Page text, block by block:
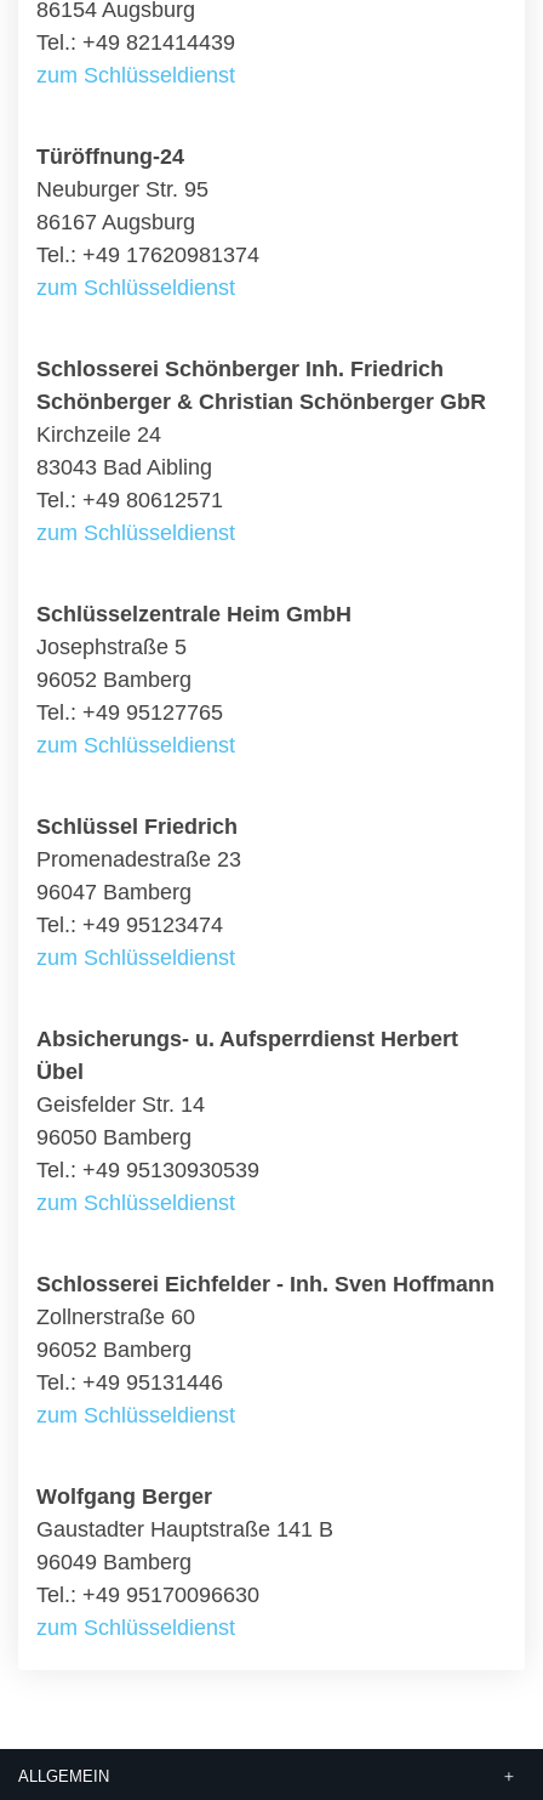
86154 Augsburg
Tel.: +49 821414439
zum Schlüsseldienst
Türöffnung-24
Neuburger Str. 95
86167 Augsburg
Tel.: +49 17620981374
zum Schlüsseldienst
Schlosserei Schönberger Inh. Friedrich
Schönberger & Christian Schönberger GbR
Kirchzeile 24
83043 Bad Aibling
Tel.: +49 80612571
zum Schlüsseldienst
Schlüsselzentrale Heim GmbH
Josephstraße 5
96052 Bamberg
Tel.: +49 95127765
zum Schlüsseldienst
Schlüssel Friedrich
Promenadestraße 23
96047 Bamberg
Tel.: +49 95123474
zum Schlüsseldienst
Absicherungs- u. Aufsperrdienst Herbert
Übel
Geisfelder Str. 14
96050 Bamberg
Tel.: +49 95130930539
zum Schlüsseldienst
Schlosserei Eichfelder - Inh. Sven Hoffmann
Zollnerstraße 60
96052 Bamberg
Tel.: +49 95131446
zum Schlüsseldienst
Wolfgang Berger
Gaustadter Hauptstraße 141 B
96049 Bamberg
Tel.: +49 95170096630
zum Schlüsseldienst
ALLGEMEIN